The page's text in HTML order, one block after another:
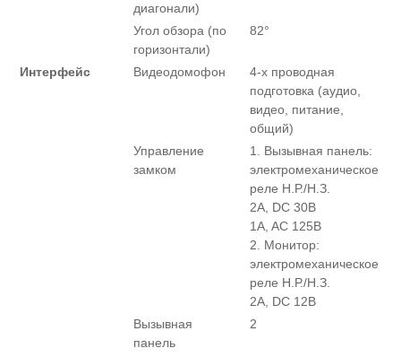
диагонали)
Угол обзора (по
горизонтали)
82°
Интерфейс Видеодомофон
4-х проводная
подготовка (аудио,
видео, питание,
общий)
Управление
замком
1. Вызывная панель:
электромеханическое
реле Н.Р./Н.З.
2A, DC 30В
1A, AC 125В
2. Монитор:
электромеханическое
реле Н.Р./Н.З.
2A, DC 12В
Вызывная
панель
2